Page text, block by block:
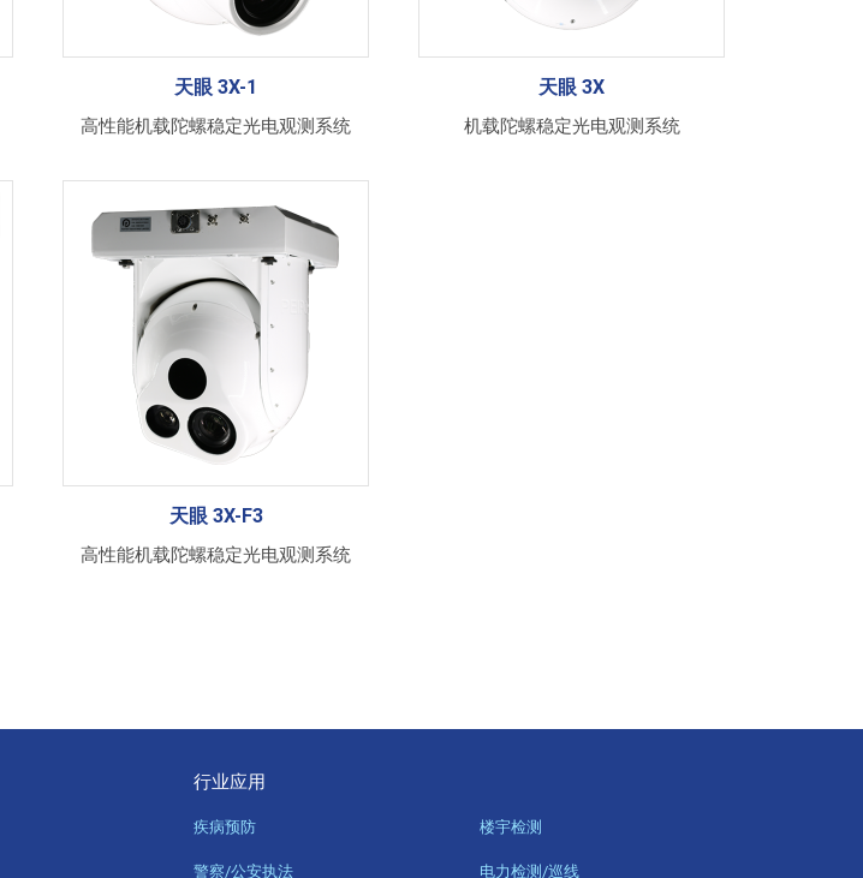
天眼 3X-1
高性能机载陀螺稳定光电观测系统
天眼 3X
机载陀螺稳定光电观测系统
天眼 3X-F3
高性能机载陀螺稳定光电观测系统
行业应用
疾病预防 楼宇检测
警察/公安执法 电力检测/巡线